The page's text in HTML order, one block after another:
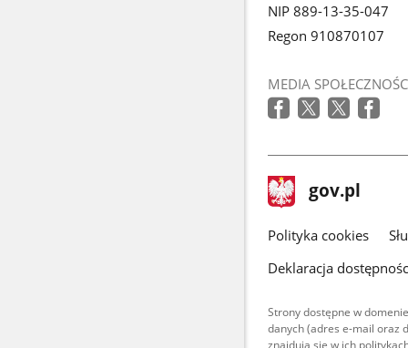
NIP 889-13-35-047
Regon 910870107
MEDIA
stopka
gov.pl Strona
gov.pl
gov.pl
Polityka cookies
Deklaracja
Strony dostępne w
danych (adres e-mail oraz
znajdują się w ich